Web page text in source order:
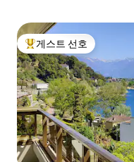
상위 게스트 선호
게스트 선호